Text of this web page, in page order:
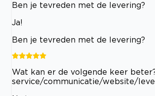
Ben je tevreden met de levering?
Ja!
Ben je tevreden met de levering?
Wat kan er de volgende keer
service/communicatie/website/